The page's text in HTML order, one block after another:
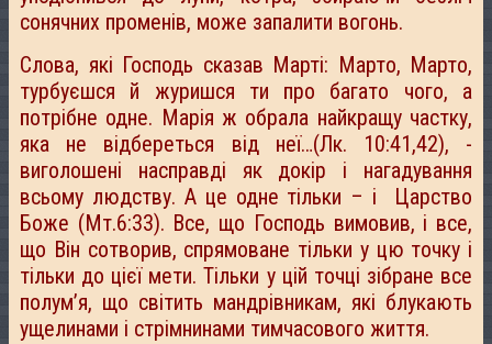
сонячних променів, може запалити вогонь.
Слова, які Господь сказав Марті: Марто, Марто,
турбуєшся й журишся ти про багато чого, а
потрібне одне. Марія ж обрала найкращу частку,
яка не відбереться від неї…(Лк. 10:41,42), -
виголошені насправді як докір і нагадування
всьому людству. А це одне тільки – і Царство
Боже (Мт.6:33). Все, що Господь вимовив, і все,
що Він сотворив, спрямоване тільки у цю точку і
тільки до цієї мети. Тільки у цій точці зібране все
полум’я, що світить мандрівникам, які блукають
ущелинами і стрімнинами тимчасового життя.